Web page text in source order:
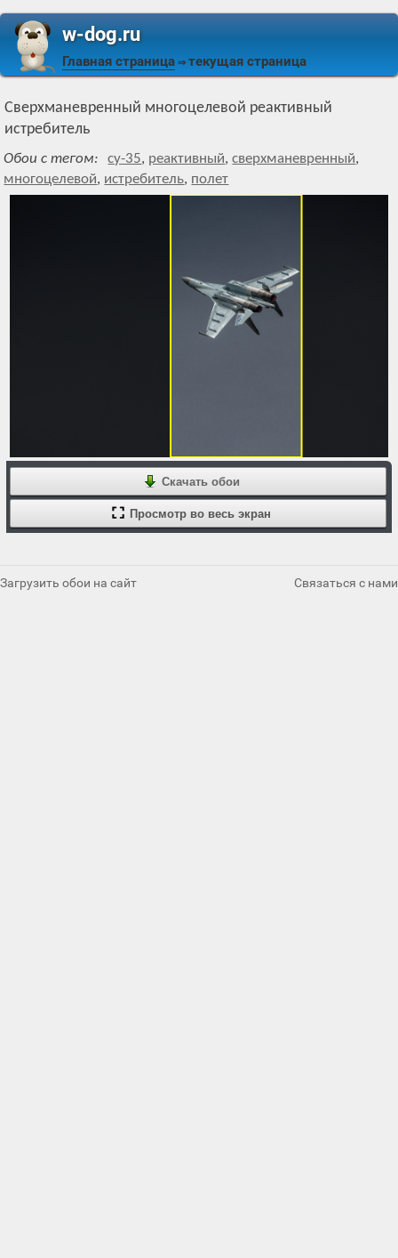
w-dog.ru
Главная страница ⇒ текущая страница
Сверхманевренный многоцелевой реактивный
истребитель
Обои с тегом: су-35, реактивный,сверхманевренный,
многоцелевой, истребитель, полет
Скачать обои
Просмотр во весь экран
Загрузить обои на сайт Связаться с нами